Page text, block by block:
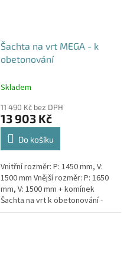
Šachta na vrt MEGA - k
obetonování
Skladem
11 490 Kč bez DPH
13 903 Kč
Do košíku
Vnitřní rozměr: P: 1450 mm, V:
1500 mm Vnější rozměr: P: 1650
mm, V: 1500 mm + komínek
Šachta na vrt k obetonování -
vhodná pod parkovací stání,